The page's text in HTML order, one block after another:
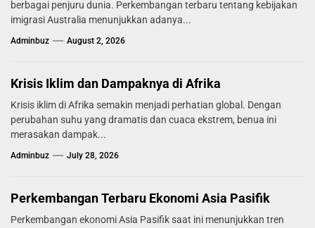
berbagai penjuru dunia. Perkembangan terbaru tentang kebijakan
imigrasi Australia menunjukkan adanya...
Adminbuz August 2, 2026
Krisis Iklim dan Dampaknya di Afrika
Krisis iklim di Afrika semakin menjadi perhatian global. Dengan
perubahan suhu yang dramatis dan cuaca ekstrem, benua ini
merasakan dampak...
Adminbuz July 28, 2026
Perkembangan Terbaru Ekonomi Asia Pasifik
Perkembangan ekonomi Asia Pasifik saat ini menunjukkan tren